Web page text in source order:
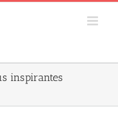
inspirantes